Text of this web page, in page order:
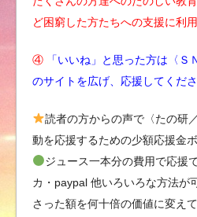
ど困窮した方たちへの支援に利
④
「いいね」と思った方は〈Ｓ
のサイトを広げ、応援してくださ
読者の方からの声で〈たの研
動を応援するための少額応援金
ジュース一本分の費用で応援
カ・paypal 他いろいろな方法が
さった額を何十倍の価値に変え